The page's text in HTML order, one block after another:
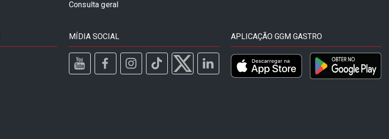
Consulta geral
MÍDIA SOCIAL APLICAÇÃO GGM GASTRO